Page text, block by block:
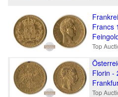
Francs
Top
Florin -
Top